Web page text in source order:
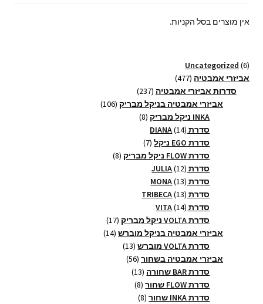
אין מוצרים בסל הקניות.
Uncategorized 6
6
מוצרים
אביזרי אמבטיה 477
477
מוצרים
סדרות אביזרי אמבטיה 237
237
מוצרים
אביזרי אמבטיה בניקל מבריק 106
106
INKA ניקל מבריק 8
8
סדרת DIANA 14
14
מוצרים סדרת EGO ניקל 7
7
מוצרים
סדרת FLOW ניקל מבריק 8
8
סדרת JULIA 12
12
מוצרים סדרת MONA 13
13
מוצרים סדרת TRIBECA 13
13
מוצרים סדרת VITA 14
14
מוצרים סדרת VOLTA ניקל מבריק 17
17
מוצרים
אביזרי אמבטיה בניקל מוברש 14
14
סדרת VOLTA מוברש 13
13
אביזרי אמבטיה בשחור 56
56
סדרת BAR שחורה 13
13
מוצרים
סדרת FLOW שחור 8
8
סדרת INKA שחור 8
8